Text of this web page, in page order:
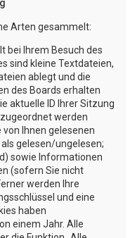
Arten gesammelt:
bei Ihrem Besuch des
sind kleine Textdateien,
ablegt und die
des Boards erhalten
aktuelle ID Ihrer Sitzung
werden
Ihnen gelesenen
gelesen/ungelesen;
sowie Informationen
(sofern Sie nicht
werden Ihre
und eine
haben
einem Jahr. Alle